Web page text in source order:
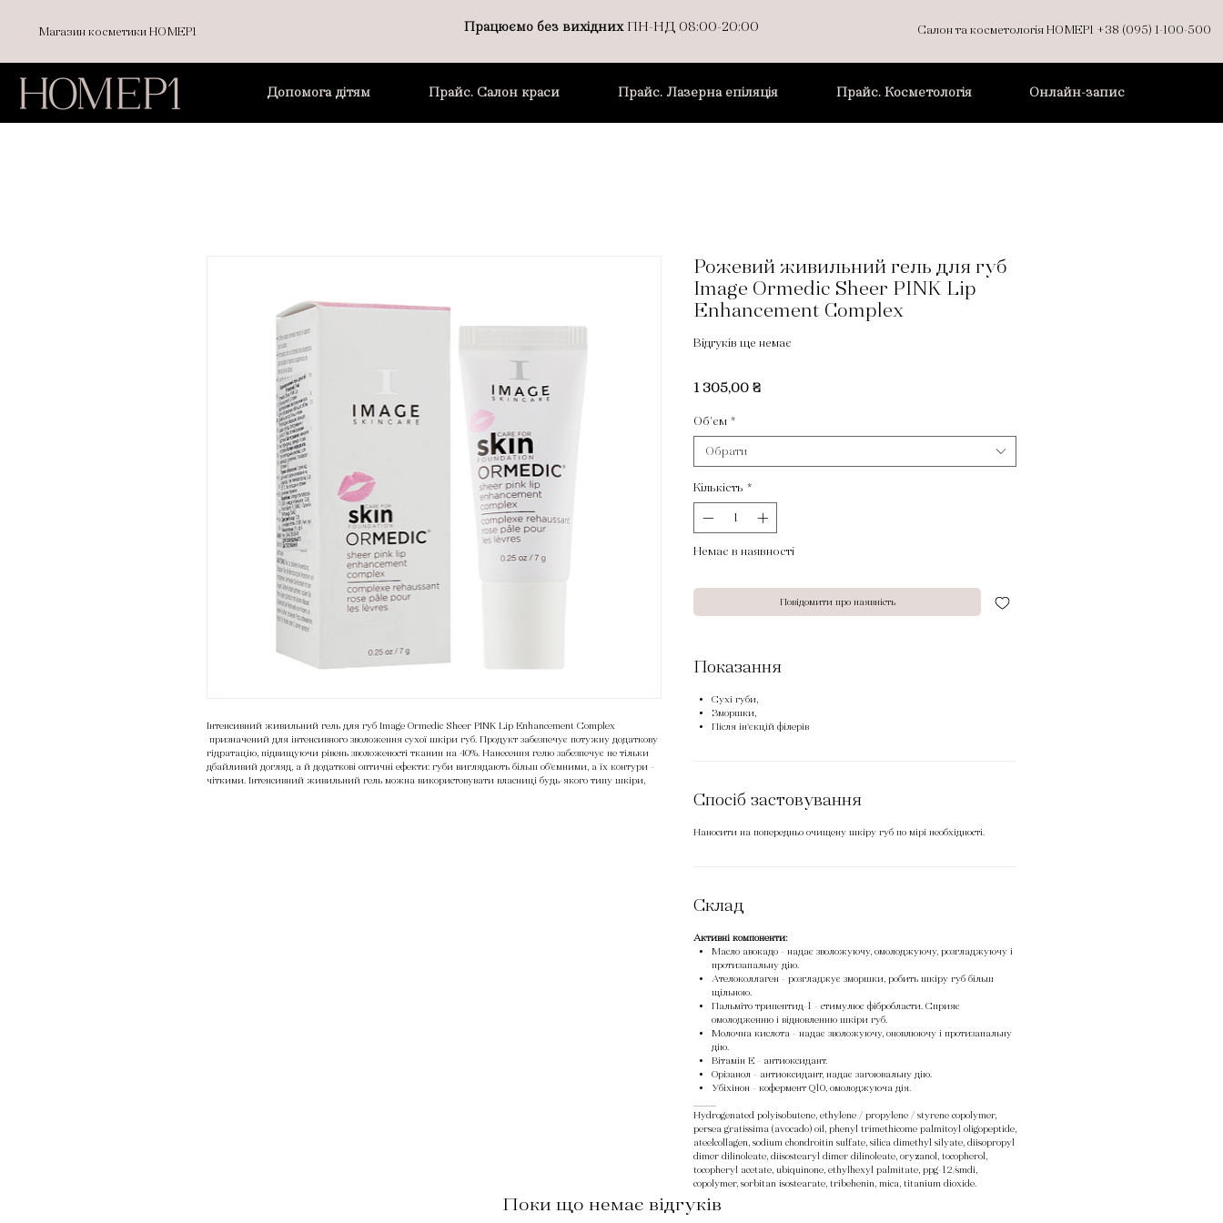
Магазин косметики НОМЕР1 Працюємо без вихіднихПН-НД 08:00-20:00 Салон та косметологія НОМЕР1 +38 (095) 1-100-500
Допомога дітям Прайс. Салон краси Прайс. Лазерна епіляція Прайс. Косметологія Онлайн-запис
Інтенсивний живильний гель для губ Image Ormedic Sheer PINK Lip Enhancement Complex
призначений для інтенсивного зволоження сухої шкіри губ. Продукт забезпечує потужну додаткову
гідратацію, підвищуючи рівень зволоженості тканин на 40%. Нанесення гелю забезпечує не тільки
дбайливий догляд, а й додаткові оптичні ефекти: губи виглядають більш об'ємними, а їх контури -
чіткими. Інтенсивний живильний гель можна використовувати власниці будь-якого типу шкіри,
Рожевий живильний гель для губ
Image Ormedic Sheer PINK Lip
Enhancement Complex
Відгуків ще немає
1 305,00 ₴Ціна
Об'єм *
Обрати
Кількість *
Немає в наявності
Повідомити про наявність
Показання
Сухі губи,
Зморшки,
Після ін'єкцій філерів
Спосіб застовування
Наносити на попередньо очищену шкіру губ по мірі необхідності.
Склад
Активні компоненти:
Масло авокадо - надає зволожуючу, омолоджуючу, розгладжуючу і
протизапальну дію.
Ателоколлаген - розгладжує зморшки, робить шкіру губ більш
щільною.
Пальміто трипептид-1 - стимулює фібробласти. Сприяє
омолодженню і відновленню шкіри губ.
Молочна кислота - надає зволожуючу, оновлюючу і протизапальну
дію.
Вітамін Е - антиоксидант.
Орізанол - антиоксидант, надає загоювальну дію.
Убіхінон - кофермент Q10, омолоджуюча дія.
Hydrogenated polyisobutene, ethylene / propylene / styrene copolymer,
persea gratissima (avocado) oil, phenyl trimethicome palmitoyl oligopeptide,
ateelcollagen, sodium chondroitin sulfate, silica dimethyl silyate, diisopropyl
dimer dilinoleate, diisostearyl dimer dilinoleate, oryzanol, tocopherol,
tocopheryl acetate, ubiquinone, ethylhexyl palmitate, ppg-12/smdi,
copolymer, sorbitan isostearate, tribehenin, mica, titanium dioxide.
Поки що немає відгуків